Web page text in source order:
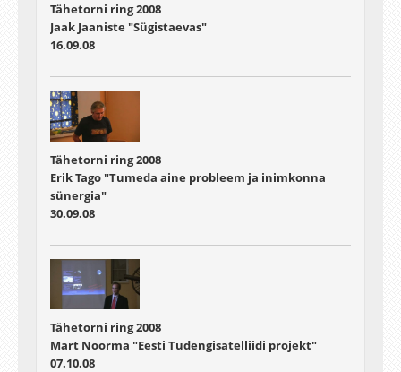
Tähetorni ring 2008
Jaak Jaaniste "Sügistaevas"
16.09.08
Tähetorni ring 2008
Erik Tago "Tumeda aine probleem ja inimkonna
sünergia"
30.09.08
Tähetorni ring 2008
Mart Noorma "Eesti Tudengisatelliidi projekt"
07.10.08